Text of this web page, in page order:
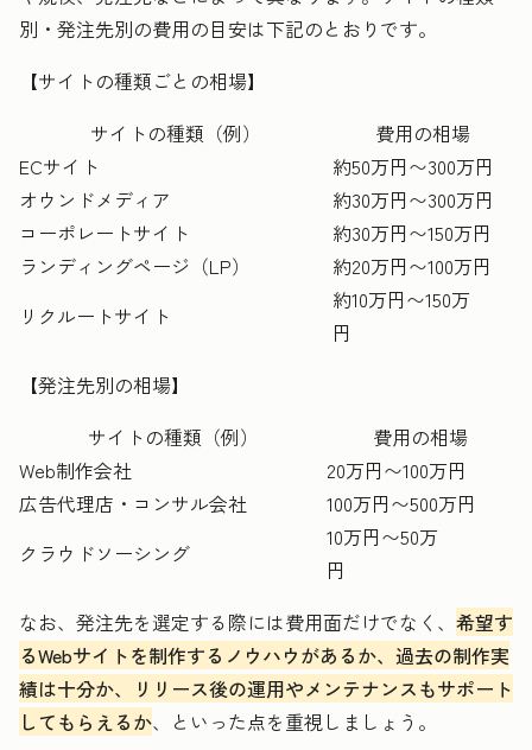
別・発注先別の費用の目安は下記のとおりです。
【サイトの種類ごとの相場】
サイトの種類（例）
費用の相場
ECサイト
約50万円〜300万円
オウンドメディア
約30万円〜300万円
コーポレートサイト
約30万円〜150万円
ランディングページ（LP）
約20万円〜100万円
リクルートサイト
約10万円〜150万
円
【発注先別の相場】
サイトの種類（例）
費用の相場
Web制作会社
20万円〜100万円
広告代理店・コンサル会社
100万円〜500万円
クラウドソーシング
10万円〜50万
円
なお、発注先を選定する際には費用面だけでなく、 希望す
るWebサイトを制作するノウハウがあるか、過去の制作実
績は十分か、リリース後の運用やメンテナンスもサポート
してもらえるか、といった点を重視しましょう。